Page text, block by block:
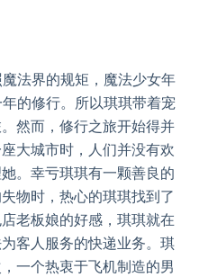
法界的规矩，魔法少女年
的修行。所以琪琪带着宠
然而，修行之旅开始得并
大城市时，人们并没有欢
。幸亏琪琪有一颗善良的
物时，热心的琪琪找到了
老板娘的好感，琪琪就在
客人服务的快递业务。琪
一个热衷于飞机制造的男